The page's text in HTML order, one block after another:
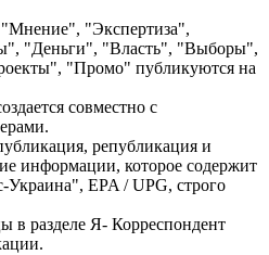
"Экспертиза",
"Деньги", "Власть", "Выборы",
"Промо" публикуются на
совместно с
републикация и
информации, которое содержит
EPA / UPG, строго
в разделе Я- Корреспондент